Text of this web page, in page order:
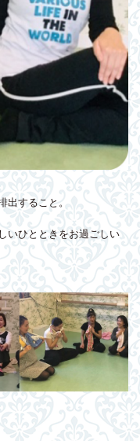
出すること。
いひとときをお過ごしい